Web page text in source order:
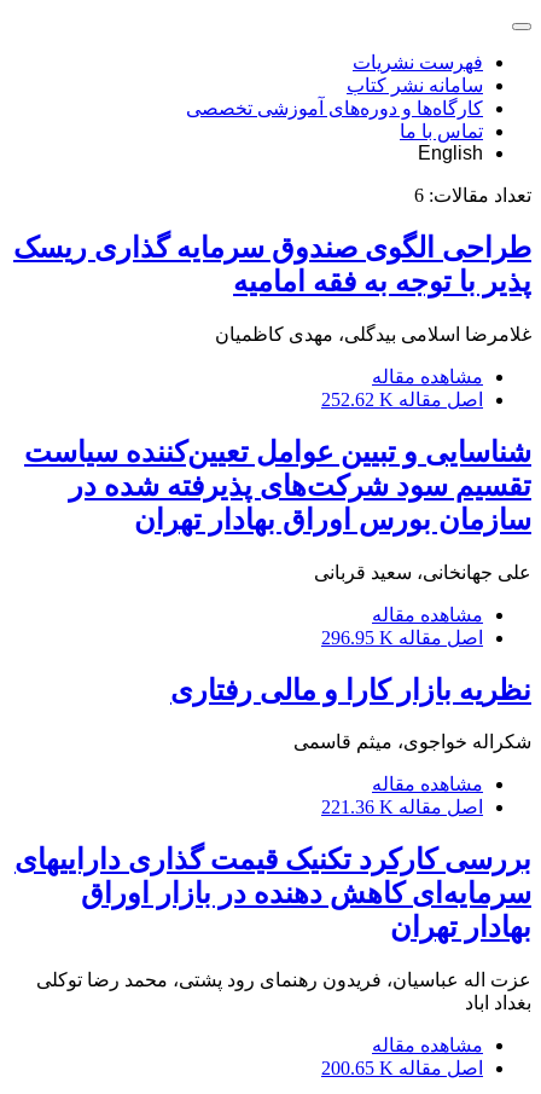
فهرست نشریات
سامانه نشر کتاب
کارگاه‌ها و دوره‌های آموزشی تخصصی
تماس با ما
English
تعداد مقالات: 6
طراحی الگوی صندوق سرمایه گذاری ریسک
پذیر با توجه به فقه امامیه
غلامرضا اسلامی بیدگلی، مهدی کاظمیان
مشاهده مقاله
اصل مقاله 252.62 K
شناسایی و تبیین عوامل تعیین‌کننده سیاست
تقسیم سود شرکت‌های پذیرفته شده در
سازمان بورس اوراق بهادار تهران
علی جهانخانی، سعید قربانی
مشاهده مقاله
اصل مقاله 296.95 K
نظریه بازار کارا و مالی رفتاری
شکراله خواجوی، میثم قاسمی
مشاهده مقاله
اصل مقاله 221.36 K
بررسی کارکرد تکنیک قیمت گذاری داراییهای
سرمایه‌‌‌‌‌‌‌‌‌‌‌‌‌‌‌‌‌‌‌‌‌‌‌‌‌‌‌‌‌‌‌‌‌‌‌‌ای کاهش دهنده در بازار اوراق
بهادار تهران
عزت اله عباسیان، فریدون رهنمای رود پشتی، محمد رضا توکلی
بغداد اباد
مشاهده مقاله
اصل مقاله 200.65 K